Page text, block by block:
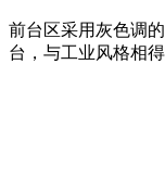
前台区采用灰色调
台，与工业风格相得